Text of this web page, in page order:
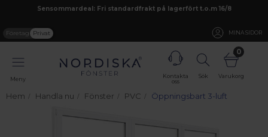
Sensommardeal: Fri standardfrakt på lagerfört t.o.m 16/8
Företag Privat MINA SIDOR
Meny
Kontakta
oss
Sök
0
Varukorg
Hem Handla nu Fönster PVC Öppningsbart 3-luft